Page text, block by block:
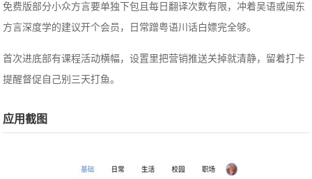
免费版部分小众方言要单独下包且每日翻译次数有限，冲着吴语或闽东
方言深度学的建议开个会员，日常蹭粤语川话白嫖完全够。
首次进底部有课程活动横幅，设置里把营销推送关掉就清静，留着打卡
提醒督促自己别三天打鱼。
应用截图